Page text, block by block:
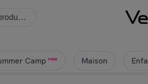
Camp new Maison